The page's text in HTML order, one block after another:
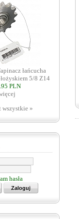
łańcucha
5/8 Z14
PLN
wszystkie »
hasła